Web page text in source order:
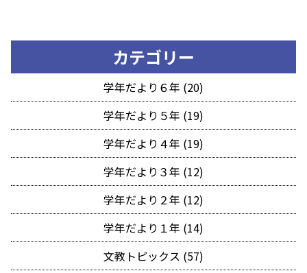
カテゴリー
学年だより６年 (20)
学年だより５年 (19)
学年だより４年 (19)
学年だより３年 (12)
学年だより２年 (12)
学年だより１年 (14)
文教トピックス (57)